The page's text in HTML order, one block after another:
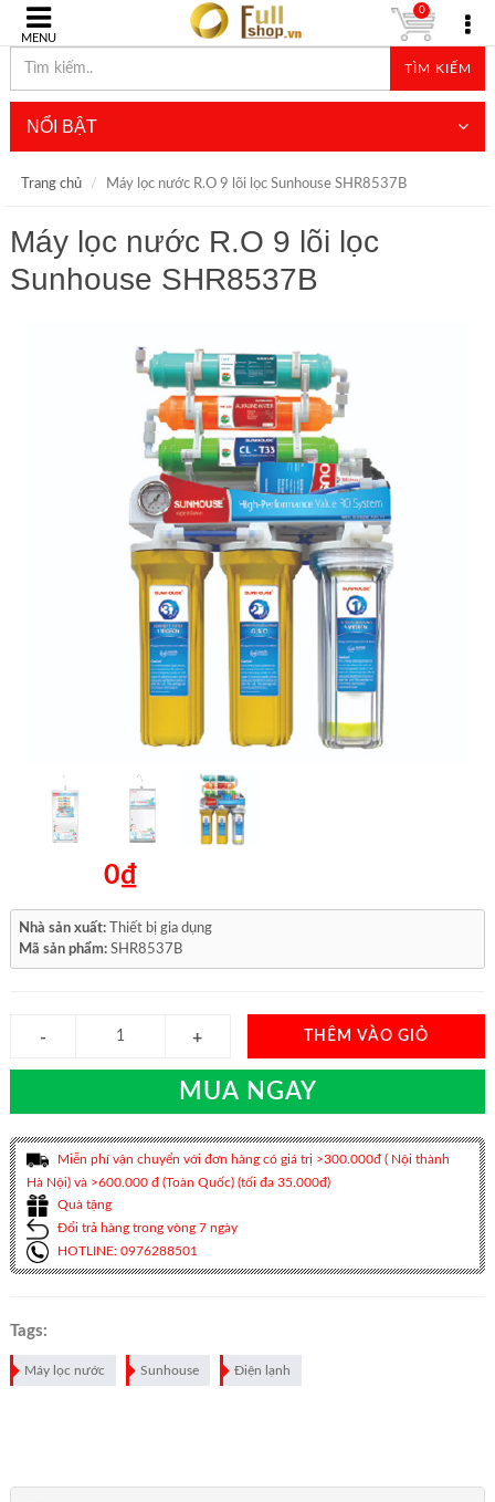
MENU
TÌM KIẾM
0
NỔI BẬT
Trang chủ Máy lọc nước R.O 9 lõi lọc Sunhouse SHR8537B
Máy lọc nước R.O 9 lõi lọc
Sunhouse SHR8537B
0₫
Nhà sản xuất:
Thiết bị gia dụng
Mã sản phẩm: SHR8537B
THÊM VÀO GIỎ
MUA NGAY
Miễn phí vận chuyển với đơn hàng có giá trị >300.000đ ( Nội thành
Hà Nội) và >600.000 đ (Toàn Quốc) (tối đa 35.000đ)
Quà tặng
Đổi trả hàng trong vòng 7 ngày
HOTLINE: 0976288501
Tags:
Máy lọc nước Sunhouse Điện lạnh